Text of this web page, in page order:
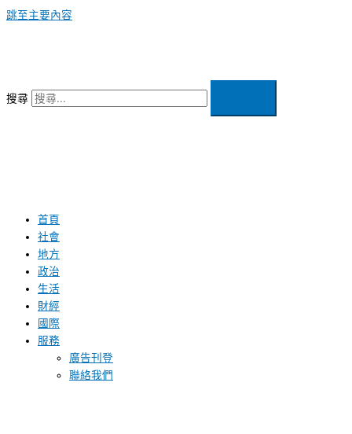
跳至主要內容
搜尋
首頁
社會
地方
政治
生活
財經
國際
服務
廣告刊登
聯絡我們